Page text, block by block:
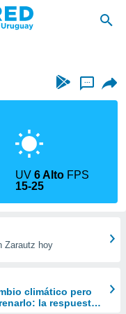
...
UV6 Alto FPS
15-25
Zarautz hoy
climático pero
la respuesta